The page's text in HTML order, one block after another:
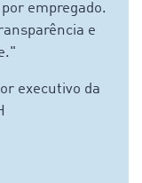
empregado.
e
"
executivo da